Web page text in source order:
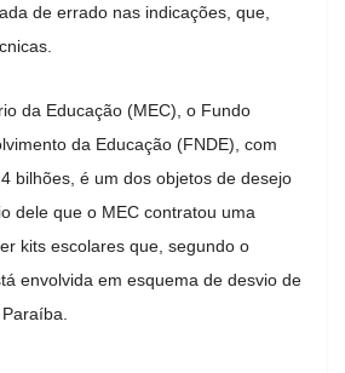
de errado nas indicações, que,
da Educação (MEC), o Fundo
da Educação (FNDE), com
bilhões, é um dos objetos de desejo
dele que o MEC contratou uma
kits escolares que, segundo o
envolvida em esquema de desvio de